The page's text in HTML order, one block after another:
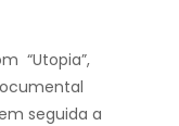
“Utopia”,
seguida a